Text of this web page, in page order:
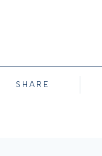
SHARE